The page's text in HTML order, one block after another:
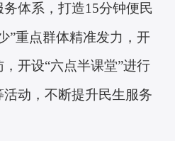
务体系，打造15分钟便民
”重点群体精准发力，开
开设“六点半课堂”进行
动，不断提升民生服务